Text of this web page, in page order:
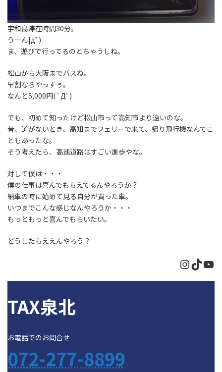
宇和島滞在時間30分。
うーん|дﾟ)
ま、遊びで行ってるのとちゃうしね。
松山から大阪までバスね。
早割ならやっすぅ。
なんと5,000円( ﾟДﾟ)
でも、初めて知ったけど松山市って高知市より遠いのな。
昔、道がないとき、高知までフェリーで来て、帰り飛行機なんてこ
ともあったな。
そう考えたら、高速道路はすごい進歩やな。
対して僕は・・・
僕の仕事は喜んでもらえてるんやろうか？
納車の時に始めて見る自分が買った車。
いつまでこんな感じなんやろうか・・・
もっともっと喜んでもらいたい。
どうしたらええんやろう？
TAX泉北
お電話でのお問合せ
072-277-8899